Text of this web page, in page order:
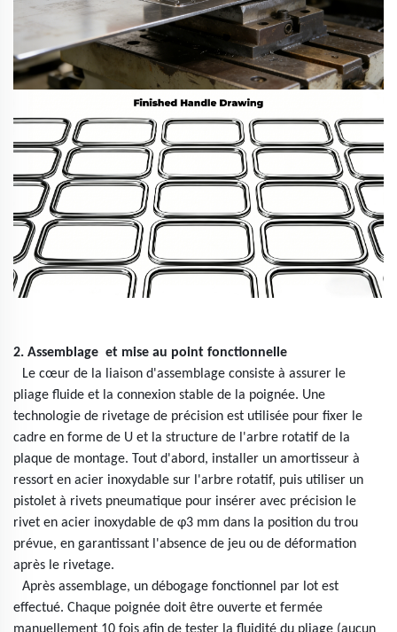
2. Assemblage et mise au point fonctionnelle
Le cœur de la liaison d'assemblage consiste à assurer le
pliage fluide et la connexion stable de la poignée. Une
technologie de rivetage de précision est utilisée pour fixer le
cadre en forme de U et la structure de l'arbre rotatif de la
plaque de montage. Tout d'abord, installer un amortisseur à
ressort en acier inoxydable sur l'arbre rotatif, puis utiliser un
pistolet à rivets pneumatique pour insérer avec précision le
rivet en acier inoxydable de φ3 mm dans la position du trou
prévue, en garantissant l'absence de jeu ou de déformation
après le rivetage.
Après assemblage, un débogage fonctionnel par lot est
effectué. Chaque poignée doit être ouverte et fermée